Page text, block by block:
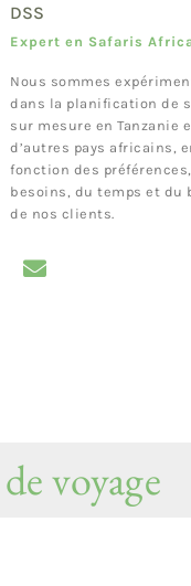
DSS
Expert en Safaris
Nous sommes
dans la planification de
sur mesure en Tanzanie
d’autres pays africains,
fonction des
besoins, du temps et du
de nos clients.
voyage